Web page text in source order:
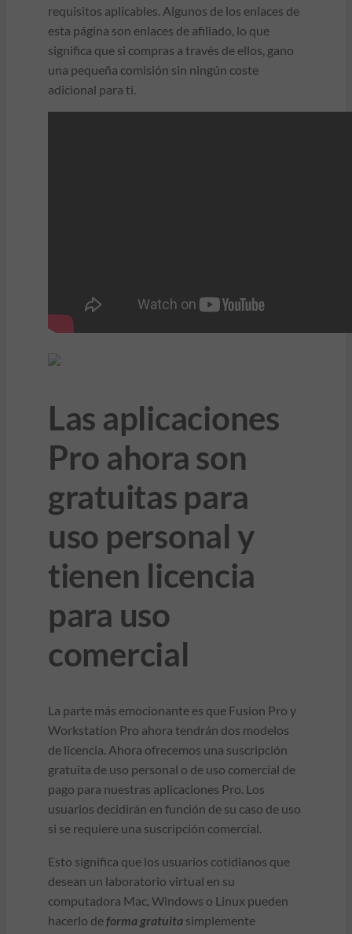
requisitos aplicables. Algunos de los enlaces de
esta página son enlaces de afiliado, lo que
significa que si compras a través de ellos, gano
una pequeña comisión sin ningún coste
adicional para ti.
Las aplicaciones
Pro ahora son
gratuitas para
uso personal y
tienen licencia
para uso
comercial
La parte más emocionante es que Fusion Pro y
Workstation Pro ahora tendrán dos modelos
de licencia. Ahora ofrecemos una suscripción
gratuita de uso personal o de uso comercial de
pago para nuestras aplicaciones Pro. Los
usuarios decidirán en función de su caso de uso
si se requiere una suscripción comercial.
Esto significa que los usuarios cotidianos que
desean un laboratorio virtual en su
computadora Mac, Windows o Linux pueden
hacerlo deforma gratuitasimplemente